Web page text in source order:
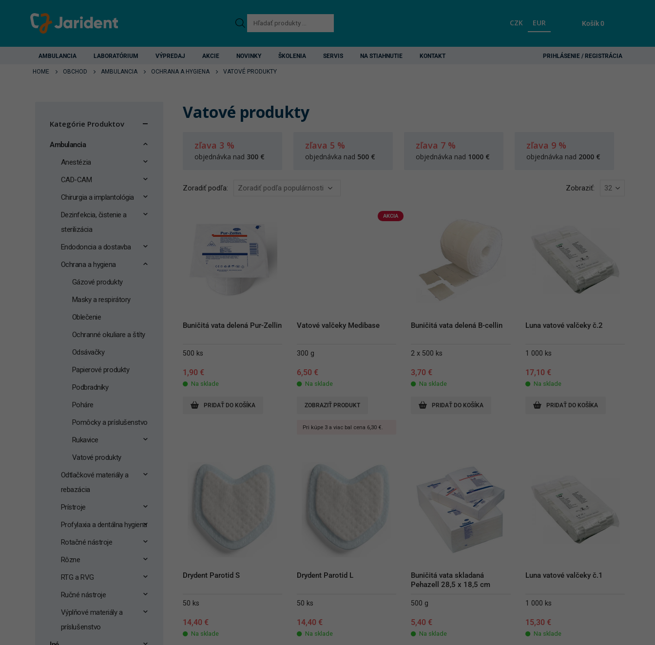
Products
search
CZK EUR Košík0
AMBULANCIA LABORATÓRIUM VÝPREDAJ AKCIE NOVINKY ŠKOLENIA SERVIS NA STIAHNUTIE KONTAKT PRIHLÁSENIE / REGISTRÁCIA
HOME OBCHOD AMBULANCIA OCHRANA A HYGIENA VATOVÉ PRODUKTY
Vatové produkty
zľava 3 %
objednávka nad 300 €
zľava 5 %
objednávka nad 500 €
zľava 7 %
objednávka nad 1000 €
zľava 9 %
objednávka nad 2000 €
Zoradiť podľa: Zobraziť:
Buničitá vata delená Pur-Zellin
500 ks
1,90 €
Na sklade
PRIDAŤ DO KOŠÍKA
AKCIA
Vatové valčeky Medibase
300 g
6,50 €
Na sklade
Pri kúpe 3 a viac bal cena 6,30 €.
ZOBRAZIŤ PRODUKT
Buničitá vata delená B-cellin
2 x 500 ks
3,70 €
Na sklade
PRIDAŤ DO KOŠÍKA
Luna vatové valčeky č.2
1 000 ks
17,10 €
Na sklade
PRIDAŤ DO KOŠÍKA
Drydent Parotid S
50 ks
14,40 €
Na sklade
Drydent Parotid L
50 ks
14,40 €
Na sklade
Buničitá vata skladaná
Pehazell 28,5 x 18,5 cm
500 g
5,40 €
Na sklade
Luna vatové valčeky č.1
1 000 ks
15,30 €
Na sklade
Kategórie Produktov
Ambulancia
Anestézia
CAD-CAM
Chirurgia a implantológia
Dezinfekcia, čistenie a
sterilizácia
Endodoncia a dostavba
Ochrana a hygiena
Gázové produkty
Masky a respirátory
Oblečenie
Ochranné okuliare a štíty
Odsávačky
Papierové produkty
Podbradníky
Poháre
Pomôcky a príslušenstvo
Rukavice
Vatové produkty
Odtlačkové materiály a
rebazácia
Prístroje
Profylaxia a dentálna hygiena
Rotačné nástroje
Rôzne
RTG a RVG
Ručné nástroje
Výplňové materiály a
príslušenstvo